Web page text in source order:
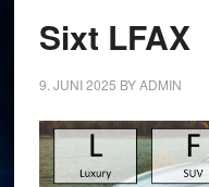
Sixt LFAX
9. JUNI 2025 BYADMIN